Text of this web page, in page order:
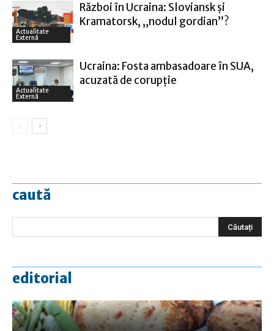
Actualitate
Externă
Război în Ucraina: Sloviansk şi
Kramatorsk, „nodul gordian”?
Actualitate
Externă
Ucraina: Fosta ambasadoare în SUA,
acuzată de corupţie
caută
editorial